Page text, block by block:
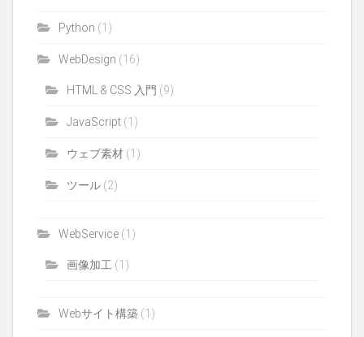
Python (1)
WebDesign (16)
HTML & CSS 入門 (9)
JavaScript (1)
ウェブ素材 (1)
ツール (2)
WebService (1)
画像加工 (1)
Webサイト構築 (1)